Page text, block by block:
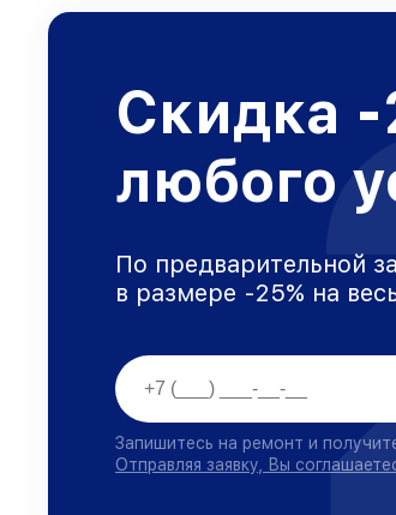
Скидка -
любого
По предварительной
в размере -25% на
Запишитесь на ремонт и
Отправляя заявку, Вы